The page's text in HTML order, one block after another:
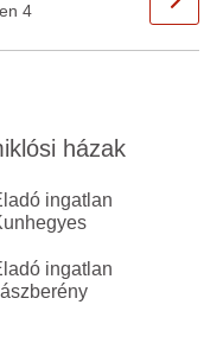
4
házak
ingatlan
ingatlan